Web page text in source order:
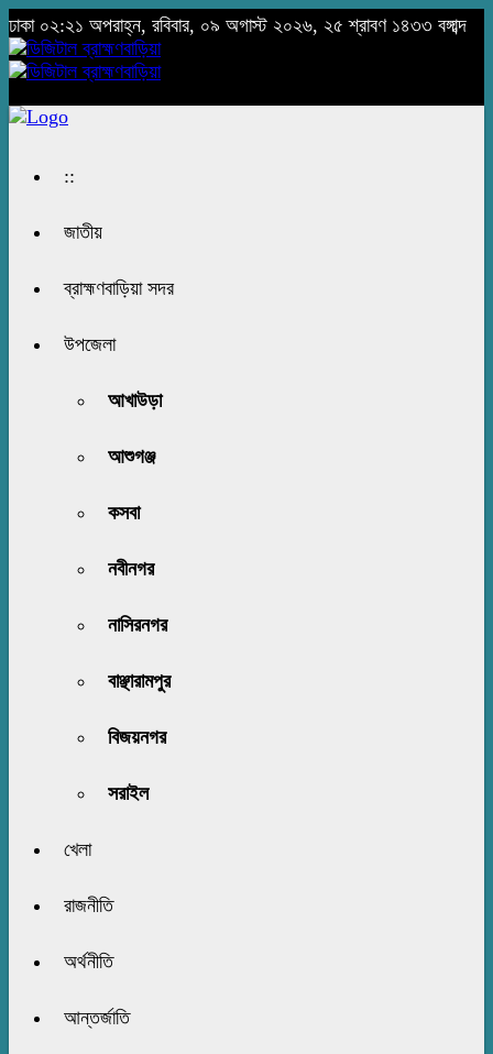
ঢাকা ০২:২১ অপরাহ্ন, রবিবার, ০৯ অগাস্ট ২০২৬, ২৫ শ্রাবণ ১৪৩৩ বঙ্গাব্দ
::
জাতীয়
ব্রাহ্মণবাড়িয়া সদর
উপজেলা
আখাউড়া
আশুগঞ্জ
কসবা
নবীনগর
নাসিরনগর
বাঞ্ছারামপুর
বিজয়নগর
সরাইল
খেলা
রাজনীতি
অর্থনীতি
আন্তর্জাতি